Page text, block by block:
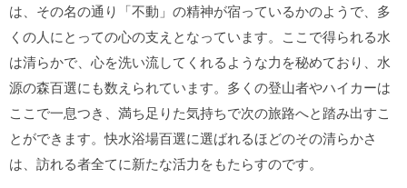
は、その名の通り「不動」の精神が宿っているかのようで、多
くの人にとっての心の支えとなっています。ここで得られる水
は清らかで、心を洗い流してくれるような力を秘めており、水
源の森百選にも数えられています。多くの登山者やハイカーは
ここで一息つき、満ち足りた気持ちで次の旅路へと踏み出すこ
とができます。快水浴場百選に選ばれるほどのその清らかさ
は、訪れる者全てに新たな活力をもたらすのです。